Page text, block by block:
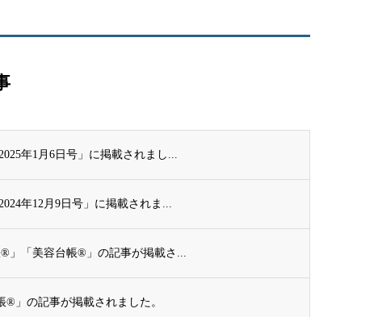
年1月6日号」に掲載されまし...
年12月9日号」に掲載されま...
」「美容台帳®」の記事が掲載さ...
」の記事が掲載されました。